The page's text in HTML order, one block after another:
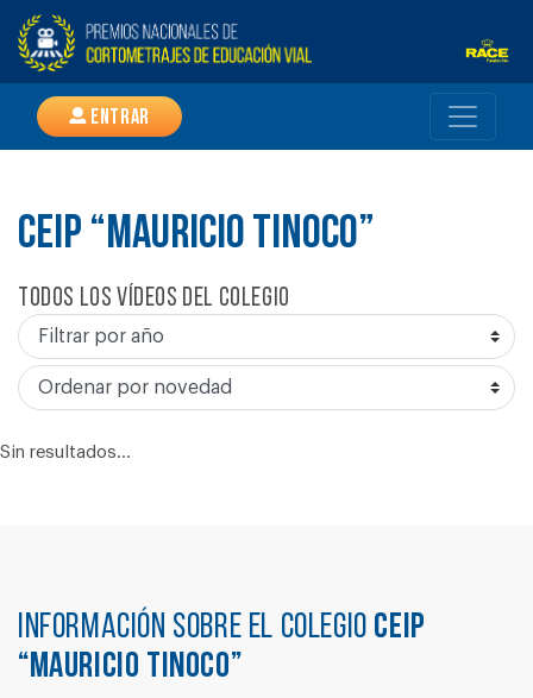
Entrar
CEIP “MAURICIO TINOCO”
Todos los vídeos del colegio
Sin resultados...
Información sobre el colegio CEIP
“MAURICIO TINOCO”